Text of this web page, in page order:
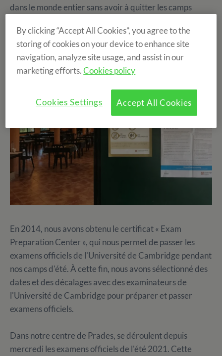
dans le monde entier sans avoir à quitter les camps
En 2014, nous avons obtenu le certificat « Exam
Preparation Center », qui nous permet de passer les
examens officiels de l'Université de Cambridge pendant
nos camps d'été. À cette fin, nous avons sélectionné des
dates et des décalages avec des examinateurs de
l'Université de Cambridge pour préparer et passer
examens officiels.
Dans notre centre de Prades, se déroulent depuis
mercredi les examens officiels de l'été 2021. Cette
By clicking “Accept All Cookies”, you agree to the
storing of cookies on your device to enhance site
navigation, analyze site usage, and assist in our
marketing efforts.Cookies policy
Accept All Cookies
Cookies Settings